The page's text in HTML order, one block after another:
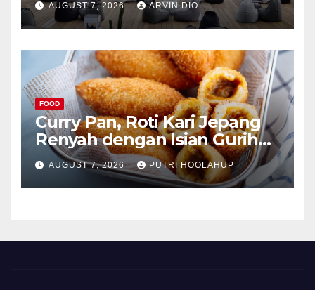
AUGUST 7, 2026 ARVIN DIO
FOOD
Curry Pan, Roti Kari Jepang
Renyah dengan Isian Gurih
Menggoda
AUGUST 7, 2026 PUTRI HOOLAHUP